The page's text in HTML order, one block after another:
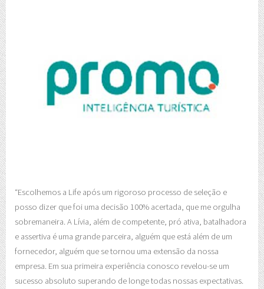
“Escolhemos a Life após um rigoroso processo de seleção e
posso dizer que foi uma decisão 100% acertada, que me orgulha
sobremaneira. A Lívia, além de competente, pró ativa, batalhadora
e assertiva é uma grande parceira, alguém que está além de um
fornecedor, alguém que se tornou uma extensão da nossa
empresa. Em sua primeira experiência conosco revelou-se um
sucesso absoluto superando de longe todas nossas expectativas.